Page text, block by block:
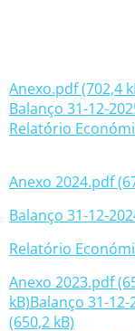
Anexo.pdf (702,4
Balanço 31-12-
Relatório
Anexo 2024.pdf
Balanço 31-12-
Relatório
Anexo 2023.pdf
kB)Balanço 31-12-
(650,2 kB)